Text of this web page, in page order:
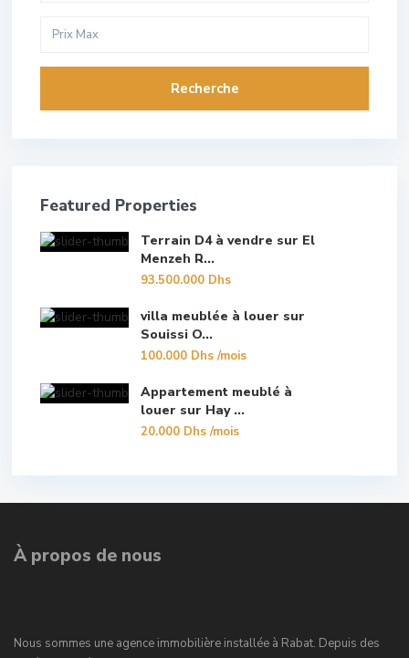
Recherche
Featured Properties
Terrain D4 à vendre sur El
Menzeh R...
93.500.000 Dhs
villa meublée à louer sur
Souissi O...
100.000 Dhs/mois
Appartement meublé à
louer sur Hay ...
20.000 Dhs/mois
À propos de nous
Nous sommes une agence immobilière installée à Rabat. Depuis des